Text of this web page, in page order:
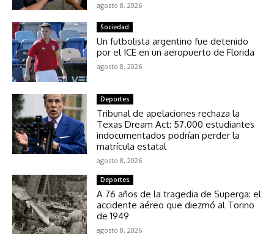
agosto 8, 2026
Sociedad
Un futbolista argentino fue detenido
por el ICE en un aeropuerto de Florida
agosto 8, 2026
Deportes
Tribunal de apelaciones rechaza la
Texas Dream Act: 57.000 estudiantes
indocumentados podrían perder la
matrícula estatal
agosto 8, 2026
Deportes
A 76 años de la tragedia de Superga: el
accidente aéreo que diezmó al Torino
de 1949
agosto 8, 2026